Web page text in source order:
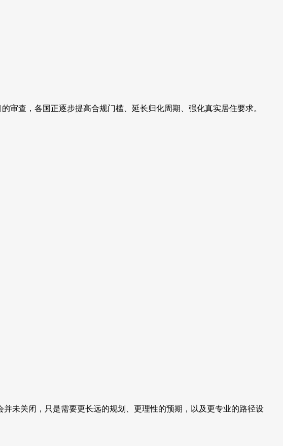
审查，各国正逐步提高合规门槛、延长归化周期、强化真实居住要求。
未关闭，只是需要更长远的规划、更理性的预期，以及更专业的路径设